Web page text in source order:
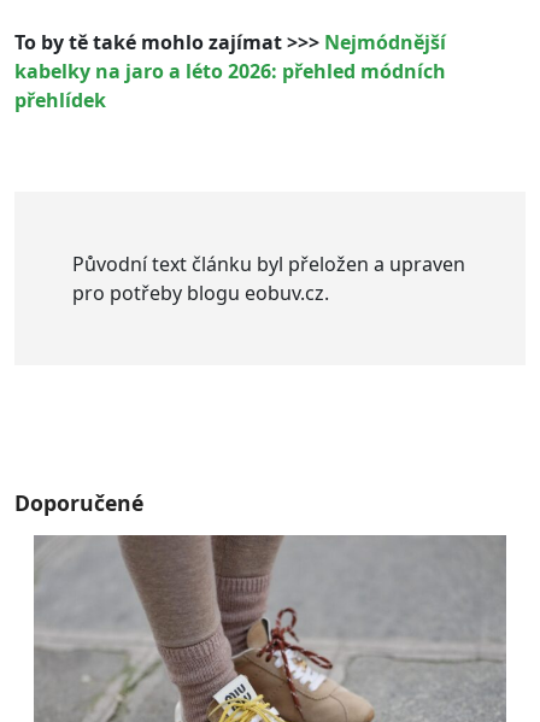
To by tě také mohlo zajímat >>> Nejmódnější
kabelky na jaro a léto 2026: přehled módních
přehlídek
Původní text článku byl přeložen a upraven
pro potřeby blogu eobuv.cz.
Doporučené